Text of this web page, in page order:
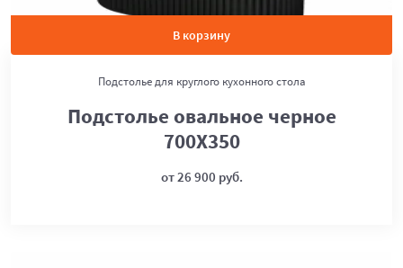
В корзину
Подстолье для круглого кухонного стола
Подстолье овальное черное
700Х350
от 26 900 руб.